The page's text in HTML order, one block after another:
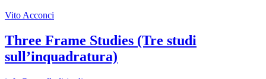
Vito Acconci
Three Frame Studies (Tre studi
sull’inquadratura)